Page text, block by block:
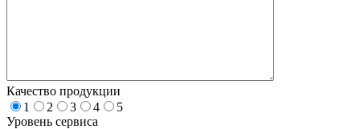
Качество продукции
1
2 3 4
5
Уровень сервиса